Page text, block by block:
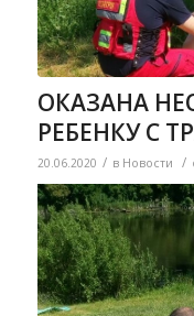
ОКАЗАНА
РЕБЕНКУ С
20.06.2020 / в Новости /